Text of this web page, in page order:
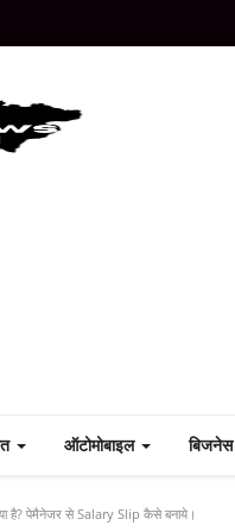
ऑटोमोबाइल बिजनेस
है? पेमैनेजर से Salary Slip कैसे बनाये।